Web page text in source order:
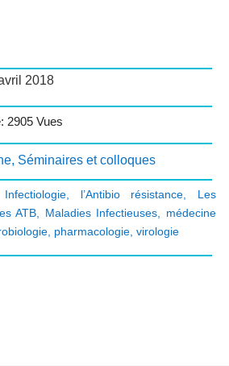
2018
2905 Vues
, Séminaires et colloques
Infectiologie l’Antibio résistance
Les
ATB Maladies Infectieuses
médecine
, pharmacologie, virologie